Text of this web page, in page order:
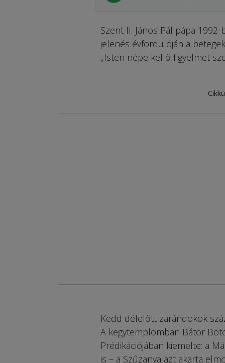
Szent II. János Pál pápa
jelenés év­fordulóján a
„Isten népe kellő figyelmet
Kedd délelőtt zarándokok
A kegytemplomban Bátor
Prédikációjában kiemelte: a
is – a Szűzanya azt akarta